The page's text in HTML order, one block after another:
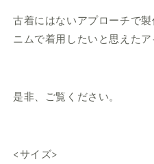
古着にはないアプローチで
ニムで着用したいと思えたア
是非、ご覧ください。
<サイズ>